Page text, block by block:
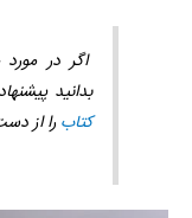
اگر در
بدانید
کتاب را از